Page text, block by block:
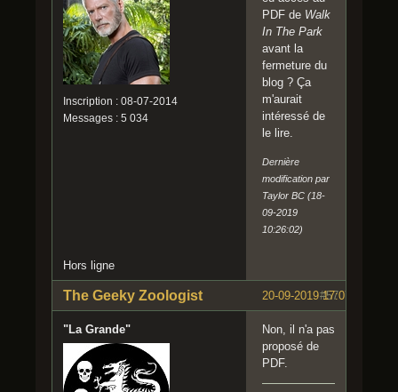
n
s
n
e
u
Inscription : 08-07-2014
Messages : 5 034
PDF de Walk
In The Park
avant la
fermeture du
blog ? Ça
m'aurait
intéressé de
le lire.
Dernière
modification par
Taylor BC (18-
09-2019
10:26:02)
Hors ligne
#57
20-09-2019 17:07:18
The Geeky Zoologist
"La Grande"
Non, il n'a pas
proposé de
PDF.